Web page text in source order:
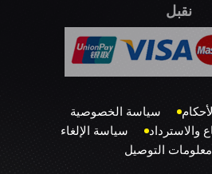
نقبل
سياسة الخصوصية
والاسترداد
سياسة الإلغاء
معلومات التوصيل